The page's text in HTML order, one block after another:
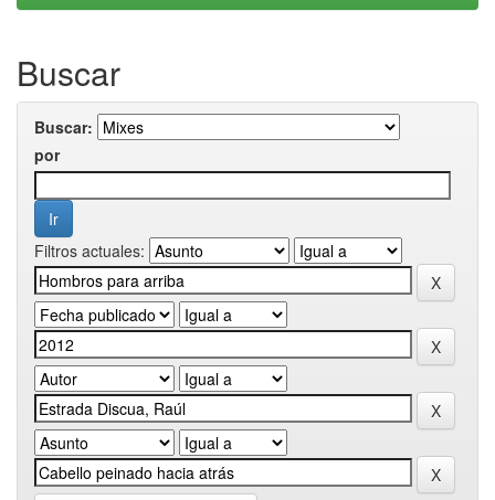
Buscar
Buscar:
por
Filtros actuales: